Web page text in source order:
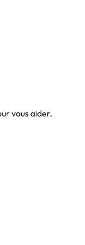
vous aider.